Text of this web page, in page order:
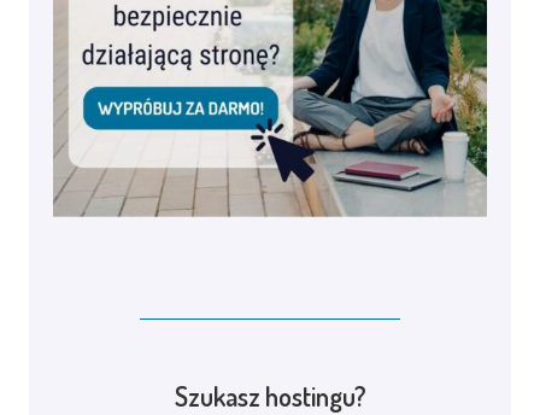
Szukasz hostingu?